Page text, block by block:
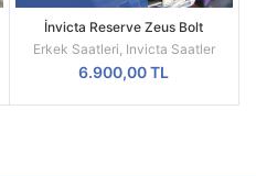
İnvicta Reserve Zeus Bolt
Kronograf 52 MM Silver Kasa
Replika Erkek Kol Saati
Erkek Saatleri Invicta Saatler
6.900,00TL